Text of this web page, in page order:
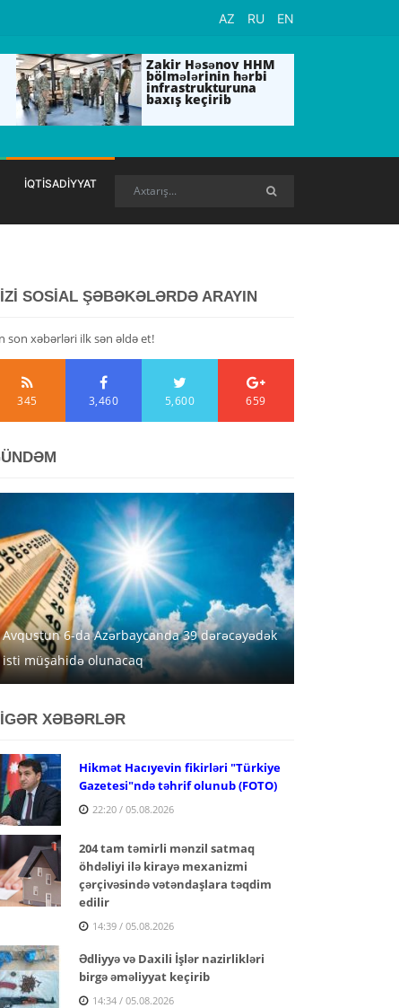
AZ RU EN
Zakir Həsənov HHM
bölmələrinin hərbi
infrastrukturuna
baxış keçirib
İQTİSADİYYAT
SOSİAL ŞƏBƏKƏLƏRDƏ ARAYIN
son xəbərləri ilk sən əldə et!
345 3,460 5,600 659
Avqustun 6-da Azərbaycanda 39 dərəcəyədək
isti müşahidə olunacaq
XƏBƏRLƏR
Hikmət Hacıyevin fikirləri "Türkiye
Gazetesi"ndə təhrif olunub (FOTO)
22:20 / 05.08.2026
204 tam təmirli mənzil satmaq
öhdəliyi ilə kirayə mexanizmi
çərçivəsində vətəndaşlara təqdim
edilir
14:39 / 05.08.2026
Ədliyyə və Daxili İşlər nazirlikləri
birgə əməliyyat keçirib
14:34 / 05.08.2026